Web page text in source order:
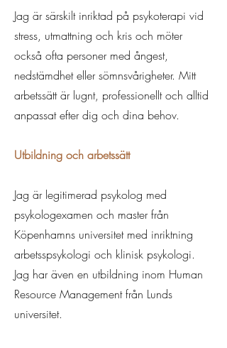
Jag är särskilt inriktad på psykoterapi vid
stress, utmattning och kris och möter
också ofta personer med ångest,
nedstämdhet eller sömnsvårigheter. Mitt
arbetssätt är lugnt, professionellt och alltid
anpassat efter dig och dina behov.
Utbildning och arbetssätt
Jag är legitimerad psykolog med
psykologexamen och master från
Köpenhamns universitet med inriktning
arbetsspsykologi och klinisk psykologi.
Jag har även en utbildning inom Human
Resource Management från Lunds
universitet.